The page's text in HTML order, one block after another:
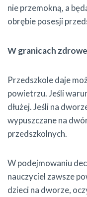
nie przemokną, a
obrębie posesji
W granicach
Przedszkole daje
powietrzu. Jeśli
dłużej. Jeśli na
wypuszczane na
przedszkolnych.
W podejmowaniu
nauczyciel zawsze
dzieci na dworze,